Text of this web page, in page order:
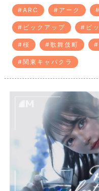
#ARC #アーク
#ピックアップ #ピ
#桜 #歌舞伎町 #
#関東キャバクラ